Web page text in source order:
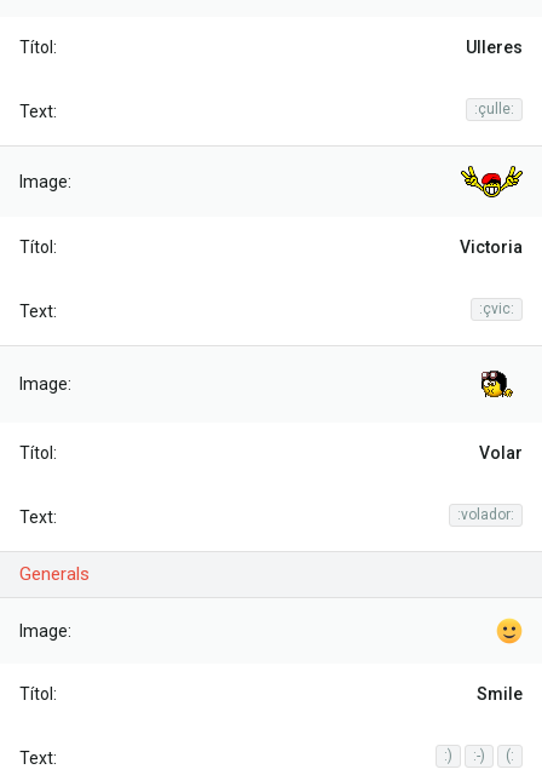
Ulleres
:çulle:
Victoria
:çvic:
Volar
:volador:
Generals
Smile
:) :-) (: